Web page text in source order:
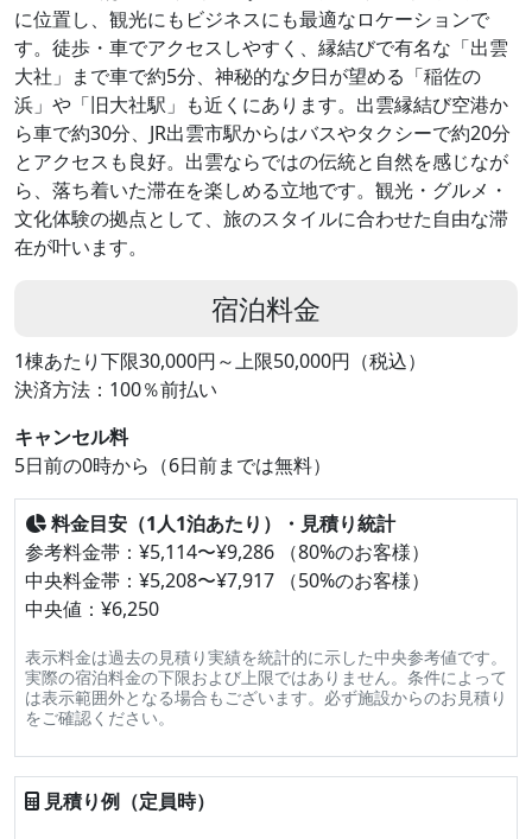
に位置し、観光にもビジネスにも最適なロケーションで
す。徒歩・車でアクセスしやすく、縁結びで有名な「出雲
大社」まで車で約5分、神秘的な夕日が望める「稲佐の
浜」や「旧大社駅」も近くにあります。出雲縁結び空港か
ら車で約30分、JR出雲市駅からはバスやタクシーで約20分
とアクセスも良好。出雲ならではの伝統と自然を感じなが
ら、落ち着いた滞在を楽しめる立地です。観光・グルメ・
文化体験の拠点として、旅のスタイルに合わせた自由な滞
在が叶います。
宿泊料金
1棟あたり下限30,000円～上限50,000円（税込）
決済方法：100％前払い
キャンセル料
5日前の0時から（6日前までは無料）
料金目安（1人1泊あたり）・見積り統計
参考料金帯：¥5,114〜¥9,286 （80%のお客様）
中央料金帯：¥5,208〜¥7,917 （50%のお客様）
中央値：¥6,250
表示料金は過去の見積り実績を統計的に示した中央参考値です。
実際の宿泊料金の下限および上限ではありません。条件によって
は表示範囲外となる場合もございます。必ず施設からのお見積り
をご確認ください。
見積り例（定員時）